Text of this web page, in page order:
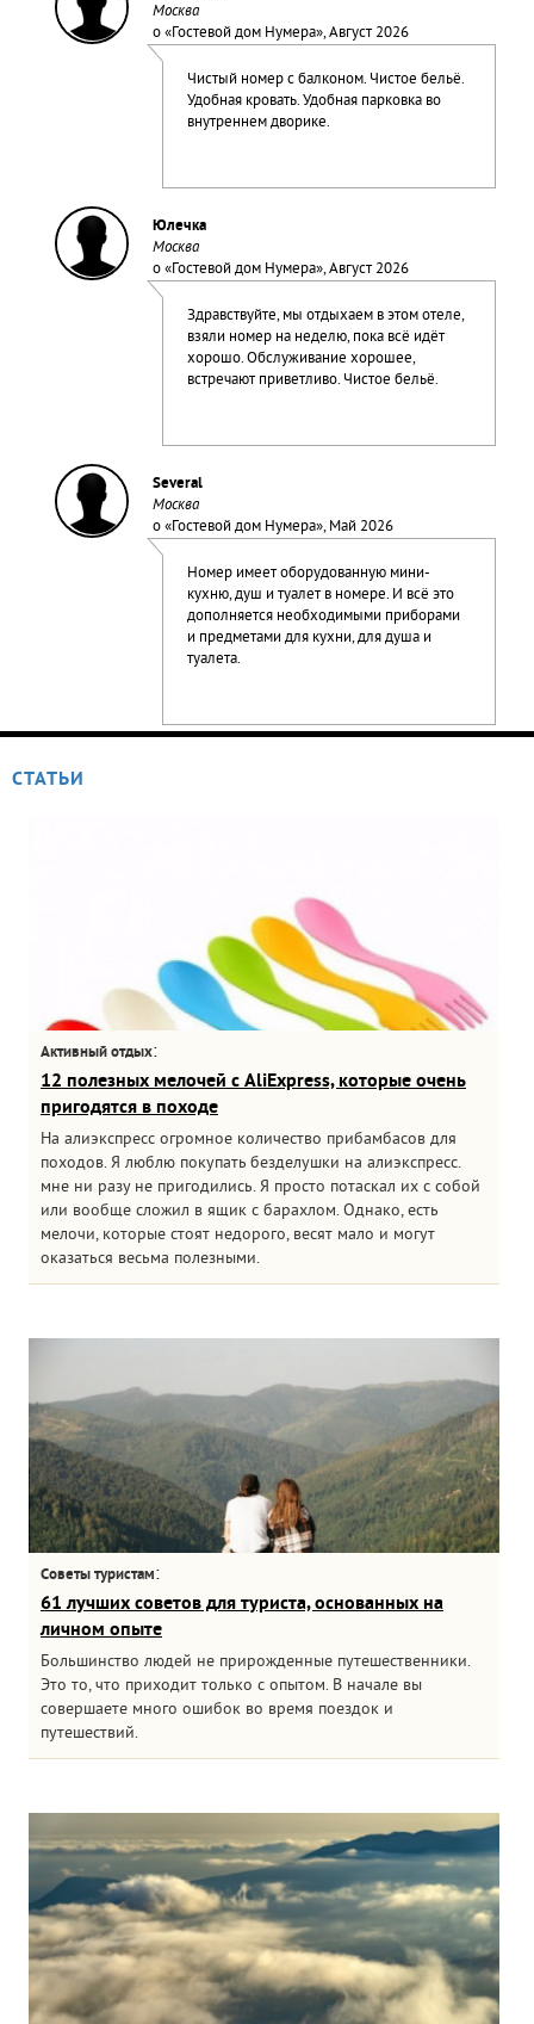
Москва
о «Гостевой дом Нумера», Август 2026
Чистый номер с балконом. Чистое бельё.
Удобная кровать. Удобная парковка во
внутреннем дворике.
Юлечка
Москва
о «Гостевой дом Нумера», Август 2026
Здравствуйте, мы отдыхаем в этом отеле,
взяли номер на неделю, пока всё идёт
хорошо. Обслуживание хорошее,
встречают приветливо. Чистое бельё.
Several
Москва
о «Гостевой дом Нумера», Май 2026
Номер имеет оборудованную мини-
кухню, душ и туалет в номере. И всё это
дополняется необходимыми приборами
и предметами для кухни, для душа и
туалета.
СТАТЬИ
Активный отдых:
12 полезных мелочей с AliExpress, которые очень
пригодятся в походе
На алиэкспресс огромное количество прибамбасов для
походов. Я люблю покупать безделушки на алиэкспресс.
мне ни разу не пригодились. Я просто потаскал их с собой
или вообще сложил в ящик с барахлом. Однако, есть
мелочи, которые стоят недорого, весят мало и могут
оказаться весьма полезными.
Советы туристам:
61 лучших советов для туриста, основанных на
личном опыте
Большинство людей не прирожденные путешественники.
Это то, что приходит только с опытом. В начале вы
совершаете много ошибок во время поездок и
путешествий.